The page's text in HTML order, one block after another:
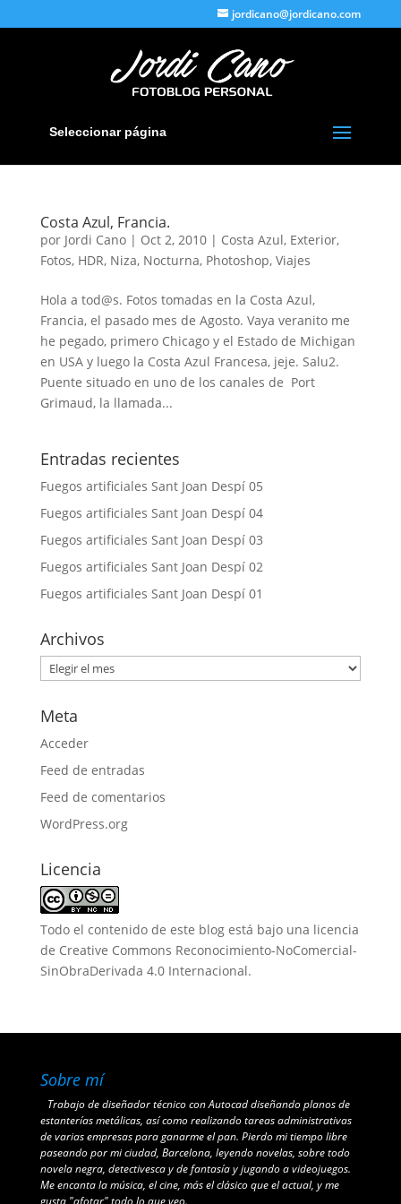
jordicano@jordicano.com
Seleccionar página
Costa Azul, Francia.
por Jordi Cano| Oct 2, 2010| Costa Azul, Exterior,
Fotos, HDR, Niza, Nocturna, Photoshop, Viajes
Hola a tod@s. Fotos tomadas en la Costa Azul,
Francia, el pasado mes de Agosto. Vaya veranito me
he pegado, primero Chicago y el Estado de Michigan
en USA y luego la Costa Azul Francesa, jeje. Salu2.
Puente situado en uno de los canales de Port
Grimaud, la llamada...
Entradas recientes
Fuegos artificiales Sant Joan Despí 05
Fuegos artificiales Sant Joan Despí 04
Fuegos artificiales Sant Joan Despí 03
Fuegos artificiales Sant Joan Despí 02
Fuegos artificiales Sant Joan Despí 01
Archivos
Archivos
Meta
Acceder
Feed de entradas
Feed de comentarios
WordPress.org
Licencia
Todo el contenido de este blog está bajo una licencia
de Creative Commons Reconocimiento-NoComercial-
SinObraDerivada 4.0 Internacional.
Sobre mí
Trabajo de diseñador técnico con Autocad diseñando planos de
estanterías metálicas, así como realizando tareas administrativas
de varias empresas para ganarme el pan. Pierdo mi tiempo libre
paseando por mi ciudad, Barcelona, leyendo novelas, sobre todo
novela negra, detectivesca y de fantasía y jugando a videojuegos.
Me encanta la música, el cine, más el clásico que el actual, y me
gusta "afotar" todo lo que veo.